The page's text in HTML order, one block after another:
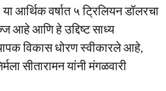
आर्थिक वर्षात ५ ट्रिलियन डॉलरचा
आहे आणि हे उद्दिष्ट साध्य
विकास धोरण स्वीकारले आहे,
सीतारामन यांनी मंगळवारी